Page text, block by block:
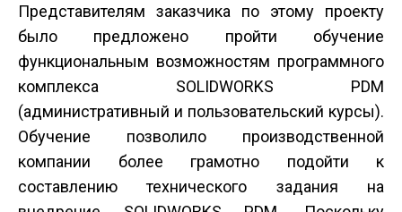
Представителям заказчика по этому проекту
было предложено пройти обучение
функциональным возможностям программного
комплекса SOLIDWORKS PDM
(административный и пользовательский курсы).
Обучение позволило производственной
компании более грамотно подойти к
составлению технического задания на